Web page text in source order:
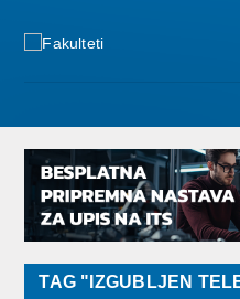
TAG "IZGUBLJEN